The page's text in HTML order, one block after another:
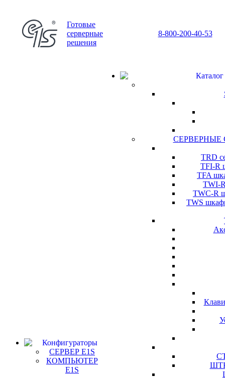
Готовые
серверные
решения
8-800-200-40-53
Конфигураторы
СЕРВЕР E1S
КОМПЬЮТЕР
E1S
TRD
TFI-R
TFA
TWI-
TWC-R
TWS